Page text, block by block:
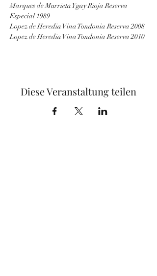
Marques de Murrieta Ygay Rioja Reserva
Especial 1989
Lopez de Heredia Vina Tondonia Reserva 2008
Lopez de Heredia Vina Tondonia Reserva 2010
Diese Veranstaltung teilen